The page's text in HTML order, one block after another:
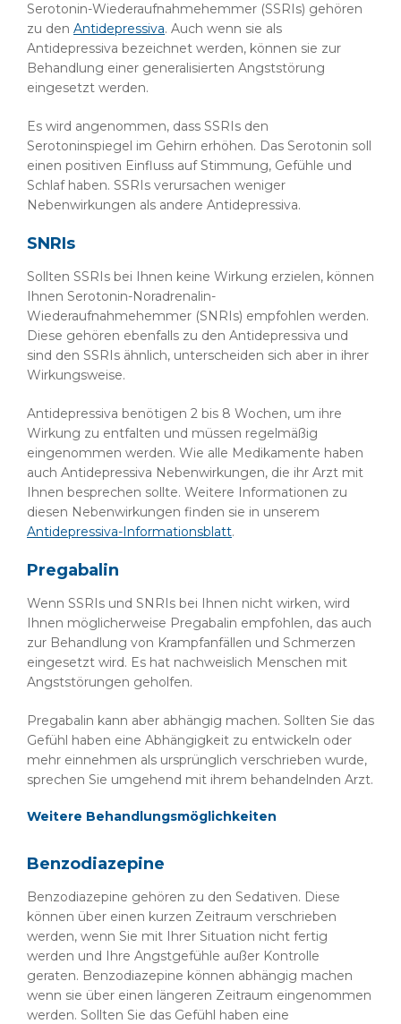
Serotonin-Wiederaufnahmehemmer (SSRIs) gehören
zu den Antidepressiva. Auch wenn sie als
Antidepressiva bezeichnet werden, können sie zur
Behandlung einer generalisierten Angststörung
eingesetzt werden.
Es wird angenommen, dass SSRIs den
Serotoninspiegel im Gehirn erhöhen. Das Serotonin soll
einen positiven Einfluss auf Stimmung, Gefühle und
Schlaf haben. SSRIs verursachen weniger
Nebenwirkungen als andere Antidepressiva.
SNRIs
Sollten SSRIs bei Ihnen keine Wirkung erzielen, können
Ihnen Serotonin-Noradrenalin-
Wiederaufnahmehemmer (SNRIs) empfohlen werden.
Diese gehören ebenfalls zu den Antidepressiva und
sind den SSRIs ähnlich, unterscheiden sich aber in ihrer
Wirkungsweise.
Antidepressiva benötigen 2 bis 8 Wochen, um ihre
Wirkung zu entfalten und müssen regelmäßig
eingenommen werden. Wie alle Medikamente haben
auch Antidepressiva Nebenwirkungen, die ihr Arzt mit
Ihnen besprechen sollte. Weitere Informationen zu
diesen Nebenwirkungen finden sie in unserem
Antidepressiva-Informationsblatt.
Pregabalin
Wenn SSRIs und SNRIs bei Ihnen nicht wirken, wird
Ihnen möglicherweise Pregabalin empfohlen, das auch
zur Behandlung von Krampfanfällen und Schmerzen
eingesetzt wird. Es hat nachweislich Menschen mit
Angststörungen geholfen.
Pregabalin kann aber abhängig machen. Sollten Sie das
Gefühl haben eine Abhängigkeit zu entwickeln oder
mehr einnehmen als ursprünglich verschrieben wurde,
sprechen Sie umgehend mit ihrem behandelnden Arzt.
Weitere Behandlungsmöglichkeiten
Benzodiazepine
Benzodiazepine gehören zu den Sedativen. Diese
können über einen kurzen Zeitraum verschrieben
werden, wenn Sie mit Ihrer Situation nicht fertig
werden und Ihre Angstgefühle außer Kontrolle
geraten. Benzodiazepine können abhängig machen
wenn sie über einen längeren Zeitraum eingenommen
werden. Sollten Sie das Gefühl haben eine